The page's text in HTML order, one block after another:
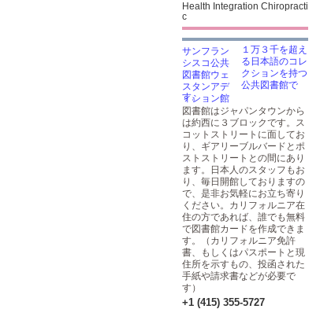
Health Integration Chiropracti
c
１万３千を超え
る日本語のコレ
クションを持つ
公共図書館で
す。
図書館はジャパンタウンから
は約西に３ブロックです。ス
コットストリートに面してお
り、ギアリーブルバードとポ
ストストリートとの間にあり
ます。日本人のスタッフもお
り、毎日開館しておりますの
で、是非お気軽にお立ち寄り
ください。カリフォルニア在
住の方であれば、誰でも無料
で図書館カードを作成できま
す。（カリフォルニア免許
書、もしくはパスポートと現
住所を示すもの、投函された
手紙や請求書などが必要で
す）
+1 (415) 355-5727